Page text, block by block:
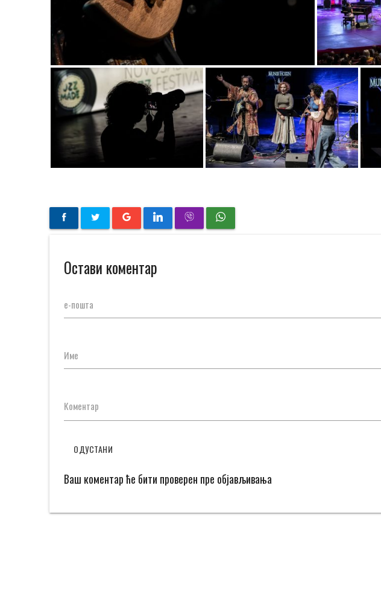
Остави коментар
е-пошта
Име
Коментар
ОДУСТАНИ
Ваш коментар ће бити проверен пре објављивања